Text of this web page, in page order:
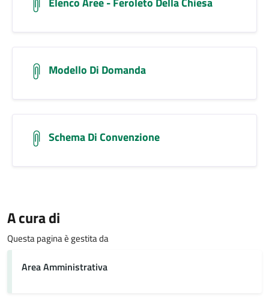
Modello Di Domanda
Schema Di Convenzione
A cura di
Questa pagina è gestita da
Area Amministrativa